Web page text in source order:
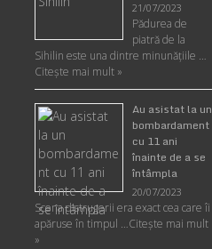
21/07/2023
Pădurea de
piatră de la
Sihilin este una dintre minunăţiile …
Citește mai mult »
Au asistat la un
bombardament
cu 11 ani
înainte de a se
întâmpla
20/07/2023
Scena distrugerii era exact cea care îi
apăruse în timpul …Citește mai mult
»